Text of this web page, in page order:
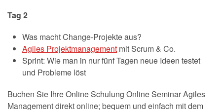
Tag 2
Was macht Change-Projekte aus?
Agiles Projektmanagement mit Scrum & Co.
Sprint: Wie man in nur fünf Tagen neue Ideen testet
und Probleme löst
Buchen Sie Ihre Online Schulung Online Seminar Agiles
Management direkt online; bequem und einfach mit dem